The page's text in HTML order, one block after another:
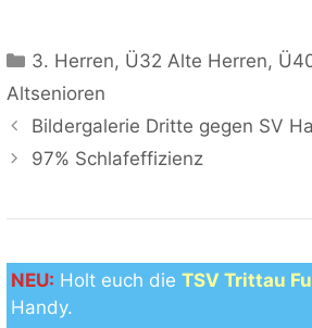
Kategorien
3. Herren, Ü32 Alte Herren,
Altsenioren
Bildergalerie Dritte gegen SV
97% Schlafeffizienz
NEU: Holt euch die TSV Trittau
Handy.